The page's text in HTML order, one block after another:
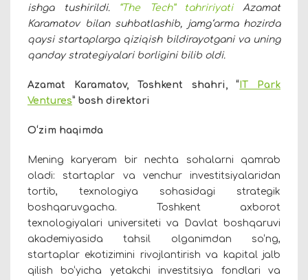
ishga tushirildi.
“The Tech” tahririyati Azamat
Karamatov bilan suhbatlashib, jamg‘arma hozirda
qaysi startaplarga qiziqish bildirayotgani va uning
qanday strategiyalari borligini bilib oldi.
Azamat Karamatov, Toshkent shahri, “ IT Park
Ventures” bosh direktori
O‘zim haqimda
Mening karyeram bir nechta sohalarni qamrab
oladi: startaplar va venchur investitsiyalaridan
tortib, texnologiya sohasidagi strategik
boshqaruvgacha. Toshkent axborot
texnologiyalari universiteti va Davlat boshqaruvi
akademiyasida tahsil olganimdan so‘ng,
startaplar ekotizimini rivojlantirish va kapital jalb
qilish bo‘yicha yetakchi investitsiya fondlari va